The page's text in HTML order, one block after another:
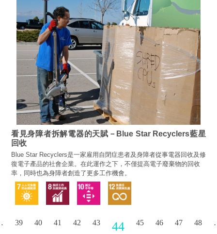
看見身障者拆解電器的天賦－Blue Star Recyclers藍星
回收
Blue Star Recyclers是一家雇用自閉症患者及身障者從事電器回收及修
復電子產品的社會企業。在此運作之下，不僅提高電子廢棄物的回收
率，同時也為身障者創造了更多工作機會。
39 40 41 42 43 44 45 46 47 48